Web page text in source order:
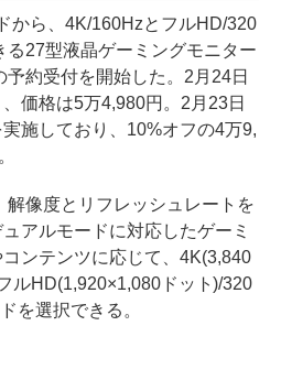
ら、4K/160HzとフルHD/320
る27型液晶ゲーミングモニター
予約受付を開始した。2月24日
価格は5万4,980円。2月23日
施しており、10%オフの4万9,
像度とリフレッシュレートを
アルモードに対応したゲーミ
ンテンツに応じて、4K(3,840
ルHD(1,920×1,080ドット)/320
を選択できる。